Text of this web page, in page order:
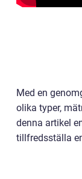
Med en
olika typer,
denna artikel
tillfredsställa